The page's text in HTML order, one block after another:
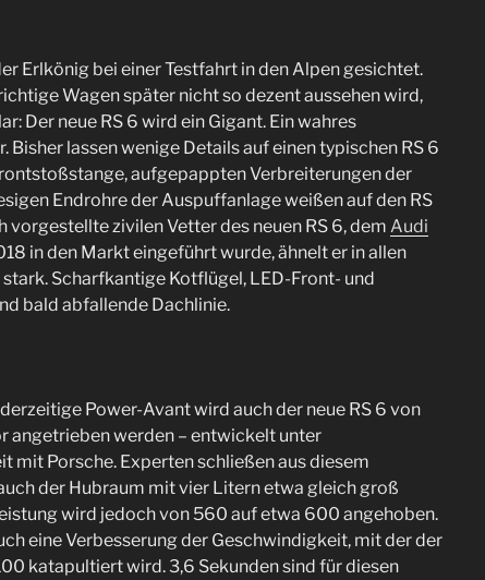
Erlkönig bei einer Testfahrt in den Alpen gesichtet.
Wagen später nicht so dezent aussehen wird,
Der neue RS 6 wird ein Gigant. Ein wahres
Bisher lassen wenige Details auf einen typischen RS 6
aufgepappten Verbreiterungen der
Endrohre der Auspuffanlage weißen auf den RS
vorgestellte zivilen Vetter des neuen RS 6, dem Audi
in den Markt eingeführt wurde, ähnelt er in allen
Scharfkantige Kotflügel, LED-Front- und
bald abfallende Dachlinie.
Power-Avant wird auch der neue RS 6 von
angetrieben werden – entwickelt unter
mit Porsche. Experten schließen aus diesem
der Hubraum mit vier Litern etwa gleich groß
wird jedoch von 560 auf etwa 600 angehoben.
eine Verbesserung der Geschwindigkeit, mit der der
katapultiert wird. 3,6 Sekunden sind für diesen